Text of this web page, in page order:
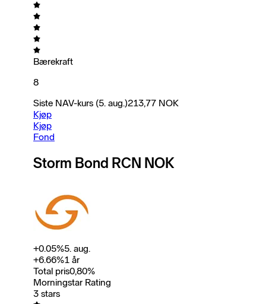
Bærekraft
8
Siste NAV-kurs (5. aug.)213,77 NOK
Kjøp
Kjøp
Fond
Storm Bond RCN NOK
+0.05%5. aug.
+6.66%1 år
Total pris0,80%
Morningstar Rating
3 stars